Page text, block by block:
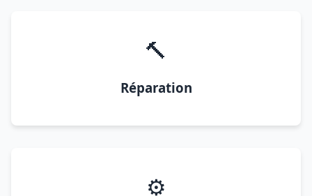
🔨
Réparation
⚙️